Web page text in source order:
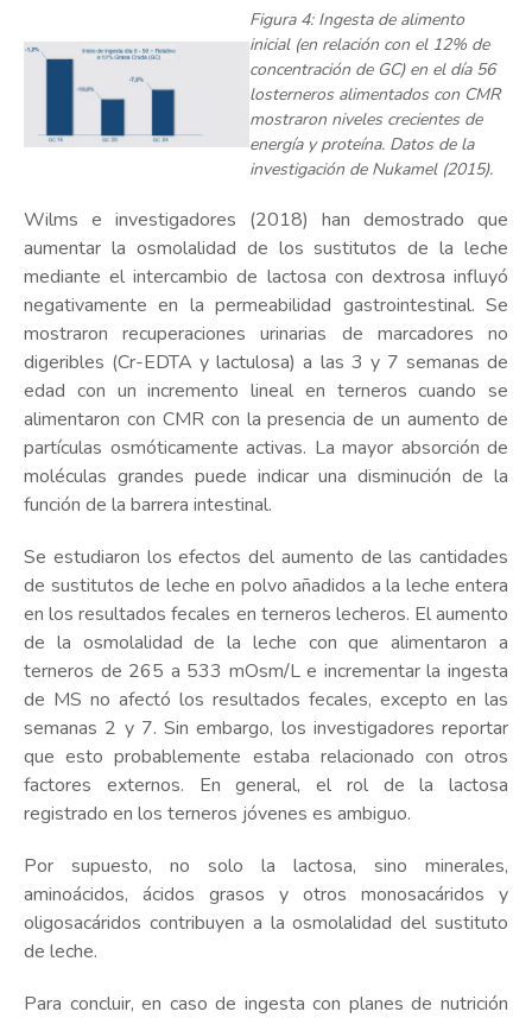
Figura 4: Ingesta de alimento
inicial (en relación con el 12% de
concentración de GC) en el día 56
losterneros alimentados con CMR
mostraron niveles crecientes de
energía y proteína. Datos de la
investigación de Nukamel (2015).
Wilms e investigadores (2018) han demostrado que
aumentar la osmolalidad de los sustitutos de la leche
mediante el intercambio de lactosa con dextrosa influyó
negativamente en la permeabilidad gastrointestinal. Se
mostraron recuperaciones urinarias de marcadores no
digeribles (Cr-EDTA y lactulosa) a las 3 y 7 semanas de
edad con un incremento lineal en terneros cuando se
alimentaron con CMR con la presencia de un aumento de
partículas osmóticamente activas. La mayor absorción de
moléculas grandes puede indicar una disminución de la
función de la barrera intestinal.
Se estudiaron los efectos del aumento de las cantidades
de sustitutos de leche en polvo añadidos a la leche entera
en los resultados fecales en terneros lecheros. El aumento
de la osmolalidad de la leche con que alimentaron a
terneros de 265 a 533 mOsm/L e incrementar la ingesta
de MS no afectó los resultados fecales, excepto en las
semanas 2 y 7. Sin embargo, los investigadores reportar
que esto probablemente estaba relacionado con otros
factores externos. En general, el rol de la lactosa
registrado en los terneros jóvenes es ambiguo.
Por supuesto, no solo la lactosa, sino minerales,
aminoácidos, ácidos grasos y otros monosacáridos y
oligosacáridos contribuyen a la osmolalidad del sustituto
de leche.
Para concluir, en caso de ingesta con planes de nutrición